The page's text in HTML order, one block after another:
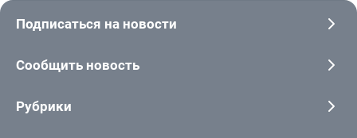
Подписаться на новости
Сообщить новость
Рубрики